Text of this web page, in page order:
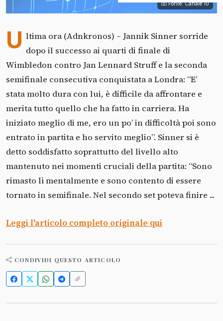
Fonte: Canale 10
U ltima ora (Adnkronos) – Jannik Sinner sorride
dopo il successo ai quarti di finale di
Wimbledon contro Jan Lennard Struff e la seconda
semifinale consecutiva conquistata a Londra: “E’
stata molto dura con lui, è difficile da affrontare e
merita tutto quello che ha fatto in carriera. Ha
iniziato meglio di me, ero un po’ in difficoltà poi sono
entrato in partita e ho servito meglio”. Sinner si è
detto soddisfatto soprattutto del livello alto
mantenuto nei momenti cruciali della partita: “Sono
rimasto lì mentalmente e sono contento di essere
tornato in semifinale. Nel secondo set poteva finire ...
Leggi l'articolo completo originale qui
CONDIVIDI QUESTO ARTICOLO